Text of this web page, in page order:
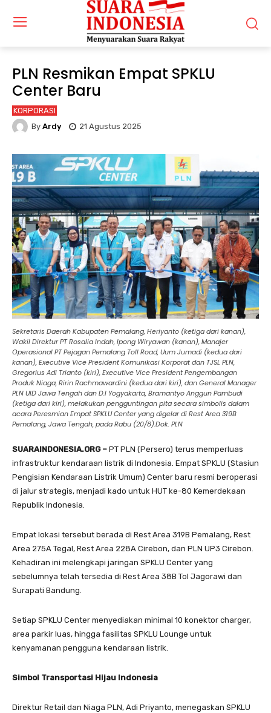
PLN Resmikan Empat SPKLU
Center Baru
KORPORASI
By Ardy 21 Agustus 2025
Sekretaris Daerah Kabupaten Pemalang, Heriyanto (ketiga dari kanan),
Wakil Direktur PT Rosalia Indah, Ipong Wiryawan (kanan), Manajer
Operasional PT Pejagan Pemalang Toll Road, Uum Jumadi (kedua dari
kanan), Executive Vice President Komunikasi Korporat dan TJSL PLN,
Gregorius Adi Trianto (kiri), Executive Vice President Pengembangan
Produk Niaga, Ririn Rachmawardini (kedua dari kiri), dan General Manager
PLN UID Jawa Tengah dan D.I Yogyakarta, Bramantyo Anggun Pambudi
(ketiga dari kiri), melakukan pengguntingan pita secara simbolis dalam
acara Peresmian Empat SPKLU Center yang digelar di Rest Area 319B
Pemalang, Jawa Tengah, pada Rabu (20/8).Dok. PLN
SUARAINDONESIA.ORG – PT PLN (Persero) terus memperluas
infrastruktur kendaraan listrik di Indonesia. Empat SPKLU (Stasiun
Pengisian Kendaraan Listrik Umum) Center baru resmi beroperasi
di jalur strategis, menjadi kado untuk HUT ke-80 Kemerdekaan
Republik Indonesia.
Empat lokasi tersebut berada di Rest Area 319B Pemalang, Rest
Area 275A Tegal, Rest Area 228A Cirebon, dan PLN UP3 Cirebon.
Kehadiran ini melengkapi jaringan SPKLU Center yang
sebelumnya telah tersedia di Rest Area 38B Tol Jagorawi dan
Surapati Bandung.
Setiap SPKLU Center menyediakan minimal 10 konektor charger,
area parkir luas, hingga fasilitas SPKLU Lounge untuk
kenyamanan pengguna kendaraan listrik.
Simbol Transportasi Hijau Indonesia
Direktur Retail dan Niaga PLN, Adi Priyanto, menegaskan SPKLU